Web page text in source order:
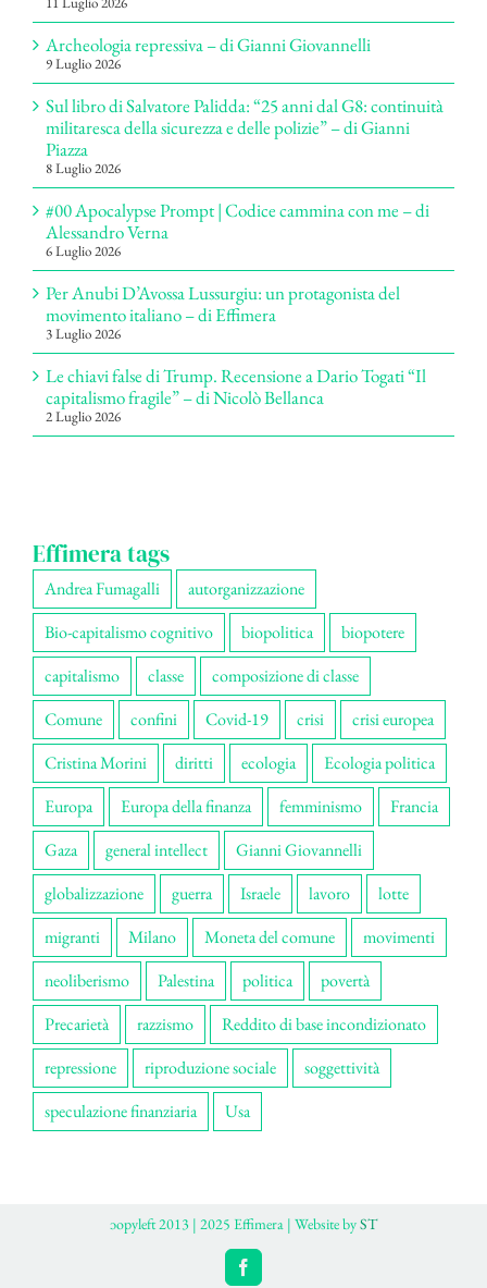
Archeologia repressiva – di Gianni Giovannelli
9 Luglio 2026
Sul libro di Salvatore Palidda: “25 anni dal G8: continuità
militaresca della sicurezza e delle polizie” – di Gianni
Piazza
8 Luglio 2026
#00 Apocalypse Prompt | Codice cammina con me – di
Alessandro Verna
6 Luglio 2026
Per Anubi D’Avossa Lussurgiu: un protagonista del
movimento italiano – di Effimera
3 Luglio 2026
Le chiavi false di Trump. Recensione a Dario Togati “Il
capitalismo fragile” – di Nicolò Bellanca
2 Luglio 2026
Effimera tags
Andrea Fumagalli
autorganizzazione
Bio-capitalismo cognitivo
biopolitica
biopotere
capitalismo
classe
composizione di classe
Comune
confini Covid-19 crisi
crisi europea
Cristina Morini
diritti ecologia
Ecologia politica
Europa
Europa della finanza femminismo
Francia
Gaza
general intellect
Gianni Giovannelli
globalizzazione
guerra Israele lavoro
lotte
migranti
Milano Moneta del comune
movimenti
neoliberismo
Palestina politica
povertà
Precarietà
razzismo
Reddito di base incondizionato
repressione
riproduzione sociale
soggettività
speculazione finanziaria
Usa
ɔopyleft 2013 | 2025 Effimera | Website byST
Facebook